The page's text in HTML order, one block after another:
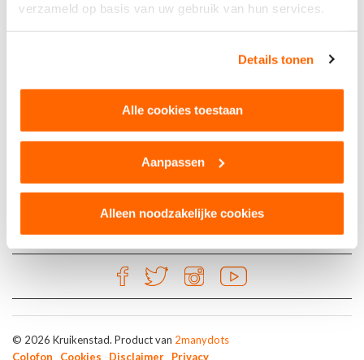
verzameld op basis van uw gebruik van hun services.
Details tonen
Alle cookies toestaan
Aanpassen
Alleen noodzakelijke cookies
Goud
© 2026 Kruikenstad. Product van 2manydots
Colofon
Cookies Disclaimer Privacy